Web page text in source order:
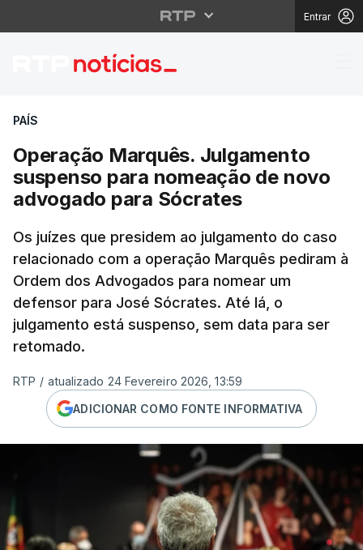
Entrar
Operação Marquês.
PAÍS
Operação Marquês. Julgamento
suspenso para nomeação de novo
advogado para Sócrates
Os juízes que presidem ao julgamento do caso
relacionado com a operação Marquês pediram à
Ordem dos Advogados para nomear um
defensor para José Sócrates. Até lá, o
julgamento está suspenso, sem data para ser
retomado.
RTP / atualizado 24 Fevereiro 2026, 13:59
ADICIONAR COMO FONTE INFORMATIVA